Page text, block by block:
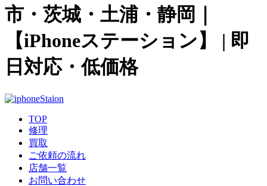
市・茨城・土浦・静岡｜
【iPhoneステーション】 | 即
日対応・低価格
TOP
修理
買取
ご依頼の流れ
店舗一覧
お問い合わせ